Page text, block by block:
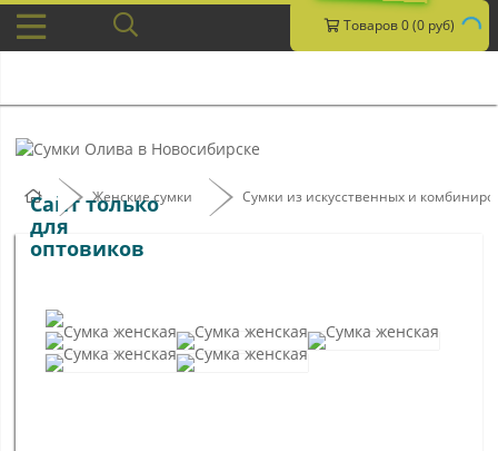
Товаров 0 (0 руб)
Сайт только
для
оптовиков
Женские сумки Сумки из искусственных и